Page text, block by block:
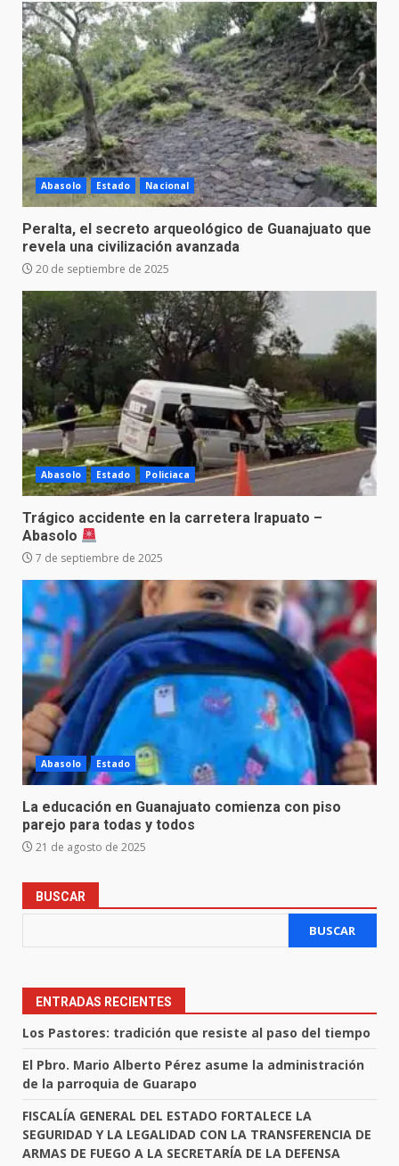
Abasolo Estado Nacional
Peralta, el secreto arqueológico de Guanajuato que
revela una civilización avanzada
20 de septiembre de 2025
Abasolo Estado Policiaca
Trágico accidente en la carretera Irapuato –
Abasolo
7 de septiembre de 2025
Abasolo Estado
La educación en Guanajuato comienza con piso
parejo para todas y todos
21 de agosto de 2025
BUSCAR
BUSCAR
ENTRADAS RECIENTES
Los Pastores: tradición que resiste al paso del tiempo
El Pbro. Mario Alberto Pérez asume la administración
de la parroquia de Guarapo
FISCALÍA GENERAL DEL ESTADO FORTALECE LA
SEGURIDAD Y LA LEGALIDAD CON LA TRANSFERENCIA DE
ARMAS DE FUEGO A LA SECRETARÍA DE LA DEFENSA